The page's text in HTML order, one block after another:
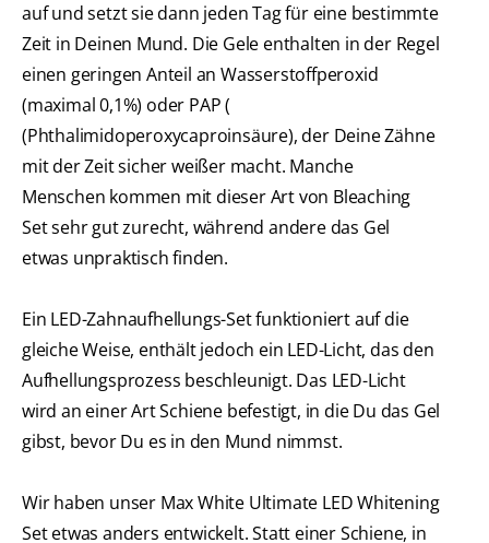
auf und setzt sie dann jeden Tag für eine bestimmte
Zeit in Deinen Mund. Die Gele enthalten in der Regel
einen geringen Anteil an Wasserstoffperoxid
(maximal 0,1%) oder PAP (
(Phthalimidoperoxycaproinsäure), der Deine Zähne
mit der Zeit sicher weißer macht. Manche
Menschen kommen mit dieser Art von Bleaching
Set sehr gut zurecht, während andere das Gel
etwas unpraktisch finden.
Ein LED-Zahnaufhellungs-Set funktioniert auf die
gleiche Weise, enthält jedoch ein LED-Licht, das den
Aufhellungsprozess beschleunigt. Das LED-Licht
wird an einer Art Schiene befestigt, in die Du das Gel
gibst, bevor Du es in den Mund nimmst.
Wir haben unser Max White Ultimate LED Whitening
Set etwas anders entwickelt. Statt einer Schiene, in